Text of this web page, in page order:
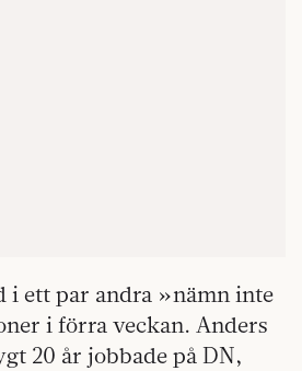
i ett par andra »nämn inte
i förra veckan. Anders
20 år jobbade på DN,